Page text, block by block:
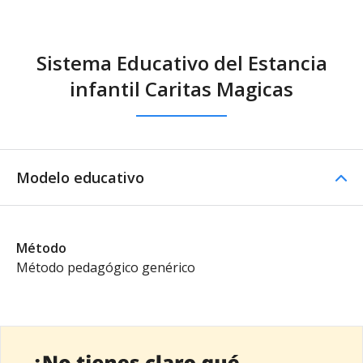
Sistema Educativo del Estancia
infantil Caritas Magicas
Modelo educativo
Método
Método pedagógico genérico